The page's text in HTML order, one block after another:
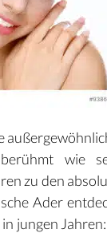
wie
zu den
Ader
jungen